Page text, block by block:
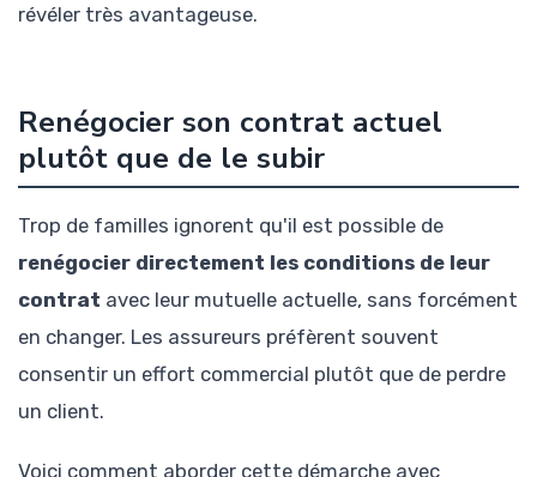
révéler très avantageuse.
Renégocier son contrat actuel
plutôt que de le subir
Trop de familles ignorent qu'il est possible de
renégocier directement les conditions de leur
contrat avec leur mutuelle actuelle, sans forcément
en changer. Les assureurs préfèrent souvent
consentir un effort commercial plutôt que de perdre
un client.
Voici comment aborder cette démarche avec